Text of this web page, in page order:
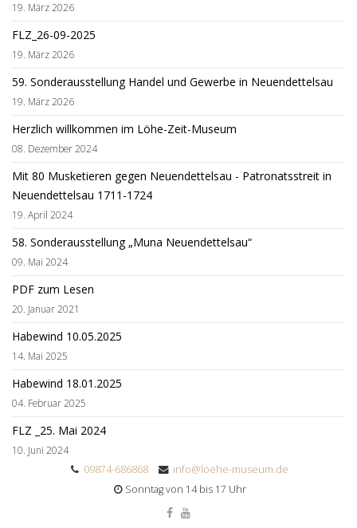
19. März 2026
FLZ_26-09-2025
19. März 2026
59. Sonderausstellung Handel und Gewerbe in Neuendettelsau
19. März 2026
Herzlich willkommen im Löhe-Zeit-Museum
08. Dezember 2024
Mit 80 Musketieren gegen Neuendettelsau - Patronatsstreit in
Neuendettelsau 1711-1724
19. April 2024
58. Sonderausstellung „Muna Neuendettelsau“
09. Mai 2024
PDF zum Lesen
20. Januar 2021
Habewind 10.05.2025
14. Mai 2025
Habewind 18.01.2025
04. Februar 2025
FLZ _25. Mai 2024
10. Juni 2024
09874-686868
info@loehe-museum.de
Sonntag von 14 bis 17 Uhr